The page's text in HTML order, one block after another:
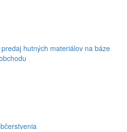
hutných materiálov na báze